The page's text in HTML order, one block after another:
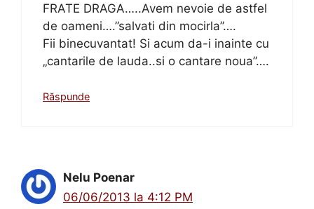
FRATE DRAGA…..Avem nevoie de astfel
de oameni….”salvati din mocirla”….
Fii binecuvantat! Si acum da-i inainte cu
„cantarile de lauda..si o cantare noua”….
Răspunde
Nelu Poenar
06/06/2013 la 4:12 PM